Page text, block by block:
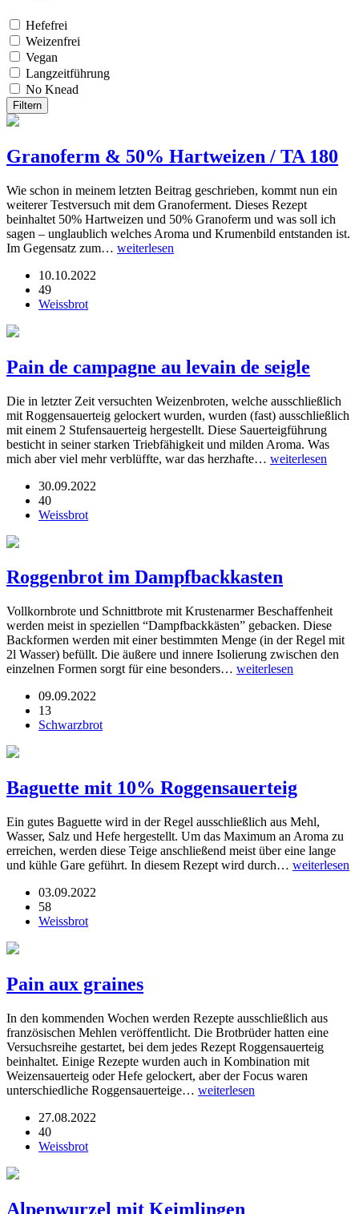
Hefefrei
Weizenfrei
Vegan
Langzeitführung
No Knead
Filtern
Granoferm & 50% Hartweizen / TA 180
Wie schon in meinem letzten Beitrag geschrieben, kommt nun ein
weiterer Testversuch mit dem Granoferment. Dieses Rezept
beinhaltet 50% Hartweizen und 50% Granoferm und was soll ich
sagen – unglaublich welches Aroma und Krumenbild entstanden ist.
Im Gegensatz zum… weiterlesen
10.10.2022
49
Weissbrot
Pain de campagne au levain de seigle
Die in letzter Zeit versuchten Weizenbroten, welche ausschließlich
mit Roggensauerteig gelockert wurden, wurden (fast) ausschließlich
mit einem 2 Stufensauerteig hergestellt. Diese Sauerteigführung
besticht in seiner starken Triebfähigkeit und milden Aroma. Was
mich aber viel mehr verblüffte, war das herzhafte… weiterlesen
30.09.2022
40
Weissbrot
Roggenbrot im Dampfbackkasten
Vollkornbrote und Schnittbrote mit Krustenarmer Beschaffenheit
werden meist in speziellen “Dampfbackkästen” gebacken. Diese
Backformen werden mit einer bestimmten Menge (in der Regel mit
2l Wasser) befüllt. Die äußere und innere Isolierung zwischen den
einzelnen Formen sorgt für eine besonders… weiterlesen
09.09.2022
13
Schwarzbrot
Baguette mit 10% Roggensauerteig
Ein gutes Baguette wird in der Regel ausschließlich aus Mehl,
Wasser, Salz und Hefe hergestellt. Um das Maximum an Aroma zu
erreichen, werden diese Teige anschließend meist über eine lange
und kühle Gare geführt. In diesem Rezept wird durch… weiterlesen
03.09.2022
58
Weissbrot
Pain aux graines
In den kommenden Wochen werden Rezepte ausschließlich aus
französischen Mehlen veröffentlicht. Die Brotbrüder hatten eine
Versuchsreihe gestartet, bei dem jedes Rezept Roggensauerteig
beinhaltet. Einige Rezepte wurden auch in Kombination mit
Weizensauerteig oder Hefe gelockert, aber der Focus waren
unterschiedliche Roggensauerteige… weiterlesen
27.08.2022
40
Weissbrot
Alpenwurzel mit Keimlingen